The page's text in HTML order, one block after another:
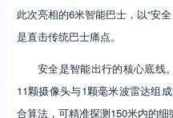
此次亮相的6米智能巴士，以“安
是直击传统巴士痛点。
安全是智能出行的核心底线
11颗摄像头与1颗毫米波雷达组
合算法，可精准探测150米内的